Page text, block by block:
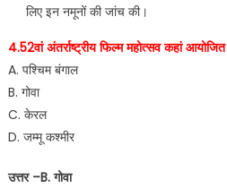
लिए इन नमूनों की जांच की।
4.52वां अंतर्राष्ट्रीय फिल्म महोत्सव कहां आयोजित
A. पश्चिम बंगाल
B. गोवा
C. केरल
D. जम्मू कश्मीर
उत्तर –B. गोवा